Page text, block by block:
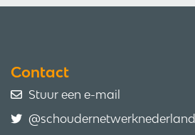
Contact
Stuur een e-mail
@schoudernetwerknederland